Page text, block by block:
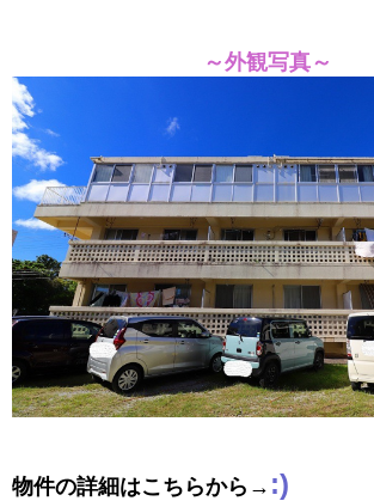
～外観写真～
物件の詳細はこちらから→ :)